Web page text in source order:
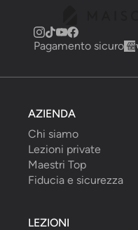
Pagamento sicuro
AZIENDA
Chi siamo
Lezioni private
Maestri Top
Fiducia e sicurezza
LEZIONI